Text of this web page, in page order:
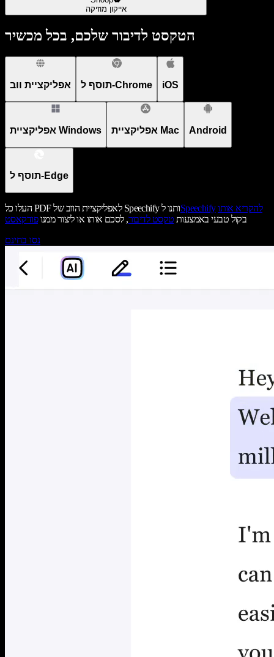
אייקון מוזיקה
הטקסט לדיבור שלכם, בכל מכשיר
אפליקציית ווב תוסף ל-Chrome iOS
אפליקציית Windows אפליקציית Mac Android
תוסף ל-Edge
העלו כל PDF לאפליקציית הווב של Speechify ותנו לSpeechify להקריא אותו
בקול טבעי באמצעות טקסט לדיבור, לסכם אותו או ליצור ממנופודקאסט
נסו בחינם